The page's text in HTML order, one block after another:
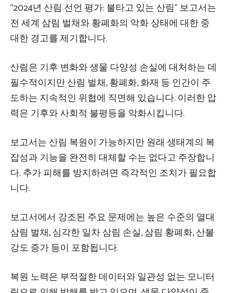
“2024년 산림 선언 평가: 불타고 있는 산림” 보고서는
전 세계 삼림 벌채와 황폐화의 악화 상태에 대한 중
대한 경고를 제기합니다.
산림은 기후 변화와 생물 다양성 손실에 대처하는 데
필수적이지만 산림 벌채, 황폐화, 화재 등 인간이 주
도하는 지속적인 위협에 직면해 있습니다. 이러한 압
력은 기후와 사회적 불평등을 악화시킵니다.
보고서는 산림 복원이 가능하지만 원래 생태계의 복
잡성과 기능을 완전히 대체할 수는 없다고 주장합니
다. 추가 피해를 방지하려면 즉각적인 조치가 필요합
니다.
보고서에서 강조된 주요 문제에는 높은 수준의 열대
삼림 벌채, 심각한 일차 삼림 손실, 삼림 황폐화, 산불
강도 증가 등이 포함됩니다.
복원 노력은 부적절한 데이터와 일관성 없는 모니터